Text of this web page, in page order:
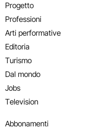
Progetto
Professioni
Arti performative
Editoria
Turismo
Dal mondo
Jobs
Television
Abbonamenti